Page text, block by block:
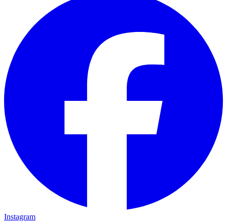
Instagram